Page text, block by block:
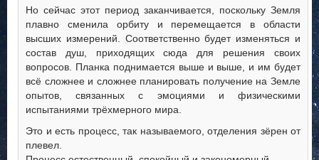
Но сейчас этот период заканчивается, поскольку Земля
плавно сменила орбиту и перемещается в области
высших измерений. Соответственно будет изменяться и
состав душ, приходящих сюда для решения своих
вопросов. Планка поднимается выше и выше, и им будет
всё сложнее и сложнее планировать получение на Земле
опытов, связанных с эмоциями и физическими
испытаниями трёхмерного мира.
Это и есть процесс, так называемого, отделения зёрен от
плевел.